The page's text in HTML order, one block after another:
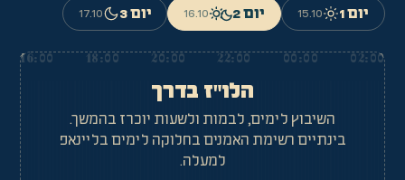
יום 1 15.10 יום 2 16.10 יום 3 17.10
16:00 18:00 20:00 22:00 00:00 02:00
הלו"ז בדרך
השיבוץ לימים, לבמות ולשעות יוכרז בהמשך.
בינתיים רשימת האמנים בחלוקה לימים בליינאפ
למעלה.